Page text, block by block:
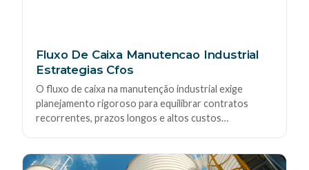
Fluxo De Caixa Manutencao Industrial
Estrategias Cfos
O fluxo de caixa na manutenção industrial exige
planejamento rigoroso para equilibrar contratos
recorrentes, prazos longos e altos custos
antecipação de recebíveis como aliada do